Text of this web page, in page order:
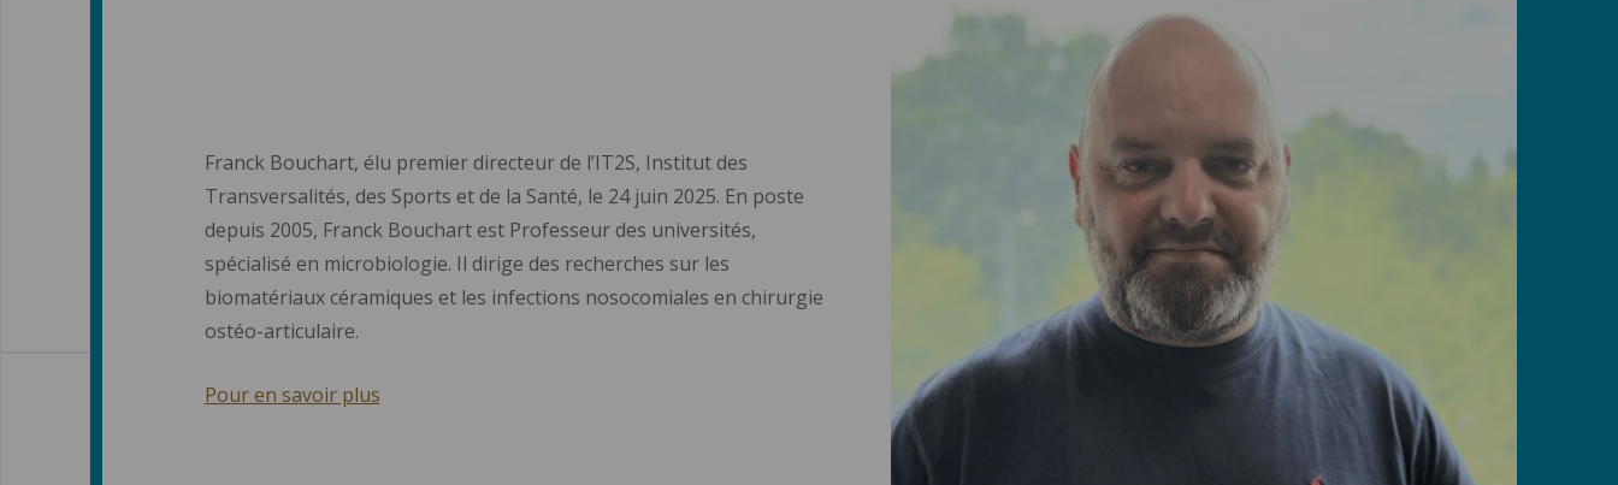
Franck Bouchart, élu premier directeur de l’IT2S, Institut des
Transversalités, des Sports et de la Santé, le 24 juin 2025. En poste
depuis 2005, Franck Bouchart est Professeur des universités,
spécialisé en microbiologie. Il dirige des recherches sur les
biomatériaux céramiques et les infections nosocomiales en chirurgie
ostéo-articulaire.
Pour en savoir plus